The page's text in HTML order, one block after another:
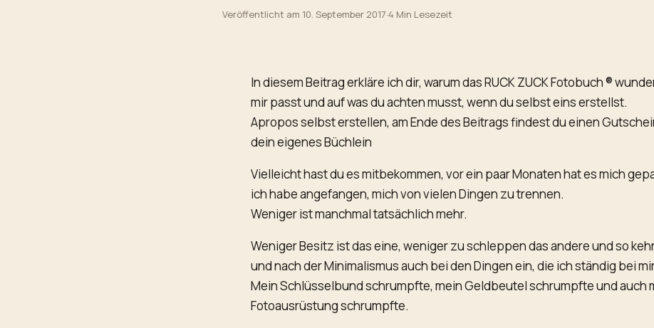
Veröffentlicht am 10. September 2017·4 Min Lesezeit
In diesem Beitrag erkläre ich dir, warum das RUCK ZUCK Fotobuch ®
mir passt und auf was du achten musst, wenn du selbst eins erstellst.
Apropos selbst erstellen, am Ende des Beitrags findest du einen
dein eigenes Büchlein
Vielleicht hast du es mitbekommen, vor ein paar Monaten hat es mich
ich habe angefangen, mich von vielen Dingen zu trennen.
Weniger ist manchmal tatsächlich mehr.
Weniger Besitz ist das eine, weniger zu schleppen das andere und so
und nach der Minimalismus auch bei den Dingen ein, die ich ständig bei
Mein Schlüsselbund schrumpfte, mein Geldbeutel schrumpfte und auch
Fotoausrüstung schrumpfte.